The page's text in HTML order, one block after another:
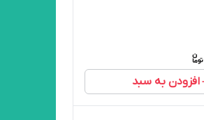
افزودن به سبد